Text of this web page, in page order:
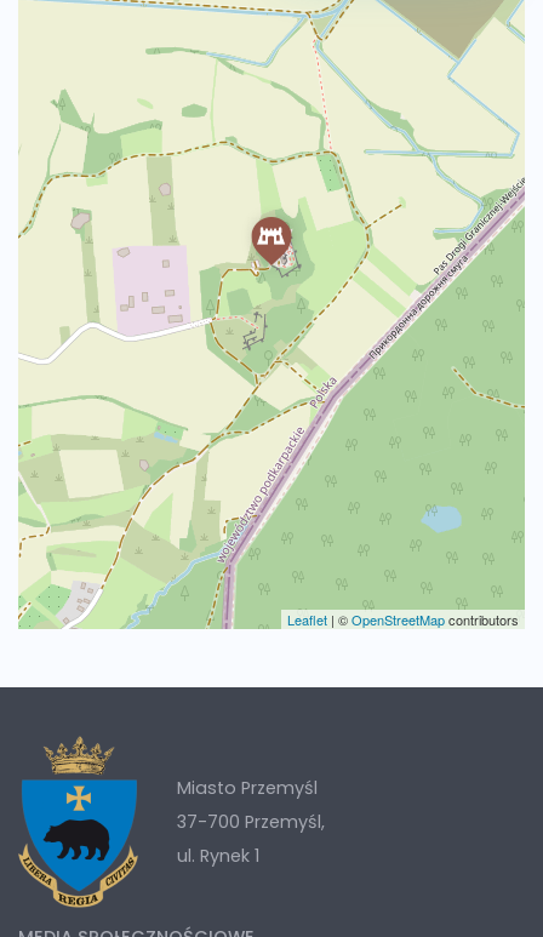
Leaflet | ©OpenStreetMapcontributors
Miasto Przemyśl
37-700 Przemyśl,
ul. Rynek 1